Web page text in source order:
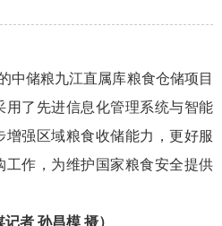
中储粮九江直属库粮食仓储项目
了先进信息化管理系统与智能
强区域粮食收储能力，更好服
作，为维护国家粮食安全提供
者 孙昌模 摄）